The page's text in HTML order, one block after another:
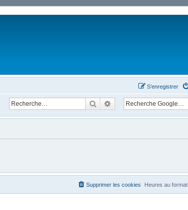
S’enregistrer
RechercherRecherche avancée
Heures au format
Supprimer les cookies